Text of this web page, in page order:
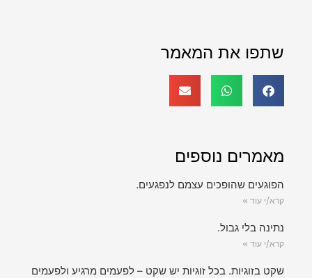
שתפו את המאמר
מאמרים נוספים
הפוגעים שהופכים עצמם לנפגעים.
קרא/י עוד »
נתינה בלי גבול.
קרא/י עוד »
שקט בזוגיות. בכל זוגיות יש שקט – לפעמים מרגיע ולפעמים